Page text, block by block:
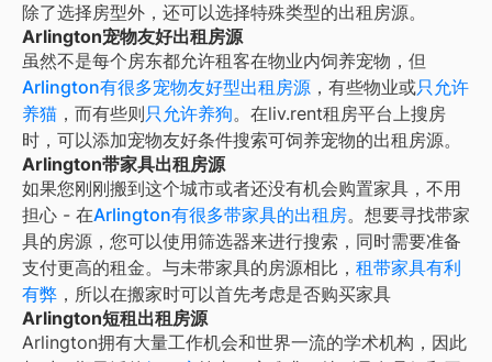
除了选择房型外，还可以选择特殊类型的出租房源。
Arlington宠物友好出租房源
虽然不是每个房东都允许租客在物业内饲养宠物，但
Arlington有很多宠物友好型出租房源 ，有些物业或只允许
养猫 ，而有些则只允许养狗。在liv.rent租房平台上搜房
时，可以添加宠物友好条件搜索可饲养宠物的出租房源。
Arlington带家具出租房源
如果您刚刚搬到这个城市或者还没有机会购置家具，不用
担心 - 在Arlington有很多带家具的出租房。想要寻找带家
具的房源，您可以使用筛选器来进行搜索，同时需要准备
支付更高的租金。与未带家具的房源相比， 租带家具有利
有弊 ，所以在搬家时可以首先考虑是否购买家具
Arlington短租出租房源
Arlington拥有大量工作机会和世界一流的学术机构，因此